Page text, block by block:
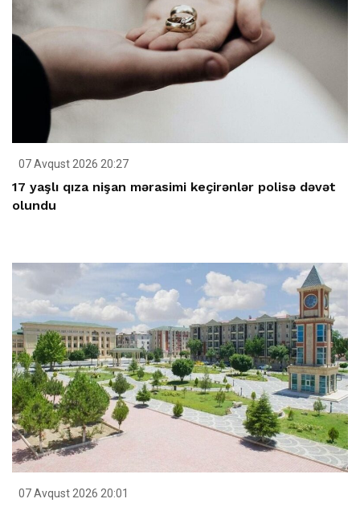
07 Avqust 2026 20:27
17 yaşlı qıza nişan mərasimi keçirənlər polisə dəvət
olundu
07 Avqust 2026 20:01